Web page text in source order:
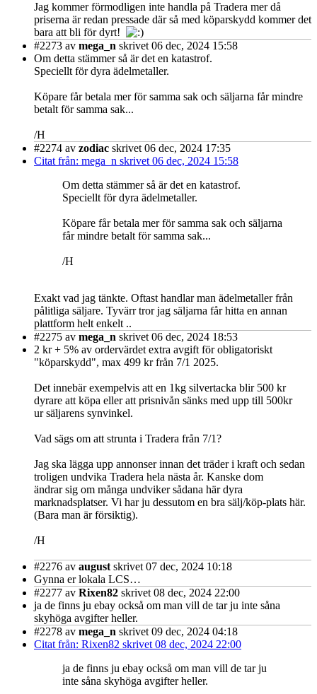
Jag kommer förmodligen inte handla på Tradera mer då
priserna är redan pressade där så med köparskydd kommer det
bara att bli för dyrt!
#2273 av mega_n skrivet 06 dec, 2024 15:58
Om detta stämmer så är det en katastrof.
Speciellt för dyra ädelmetaller.
Köpare får betala mer för samma sak och säljarna får mindre
betalt för samma sak...
/H
#2274 av zodiac skrivet 06 dec, 2024 17:35
Citat från: mega_n skrivet 06 dec, 2024 15:58
Om detta stämmer så är det en katastrof.
Speciellt för dyra ädelmetaller.
Köpare får betala mer för samma sak och säljarna
får mindre betalt för samma sak...
/H
Exakt vad jag tänkte. Oftast handlar man ädelmetaller från
pålitliga säljare. Tyvärr tror jag säljarna får hitta en annan
plattform helt enkelt ..
#2275 av mega_n skrivet 06 dec, 2024 18:53
2 kr + 5% av ordervärdet extra avgift för obligatoriskt
"köparskydd", max 499 kr från 7/1 2025.
Det innebär exempelvis att en 1kg silvertacka blir 500 kr
dyrare att köpa eller att prisnivån sänks med upp till 500kr
ur säljarens synvinkel.
Vad sägs om att strunta i Tradera från 7/1?
Jag ska lägga upp annonser innan det träder i kraft och sedan
troligen undvika Tradera hela nästa år. Kanske dom
ändrar sig om många undviker sådana här dyra
marknadsplatser. Vi har ju dessutom en bra sälj/köp-plats här.
(Bara man är försiktig).
/H
#2276 av august skrivet 07 dec, 2024 10:18
Gynna er lokala LCS…
#2277 av Rixen82 skrivet 08 dec, 2024 22:00
ja de finns ju ebay också om man vill de tar ju inte såna
skyhöga avgifter heller.
#2278 av mega_n skrivet 09 dec, 2024 04:18
Citat från: Rixen82 skrivet 08 dec, 2024 22:00
ja de finns ju ebay också om man vill de tar ju
inte såna skyhöga avgifter heller.